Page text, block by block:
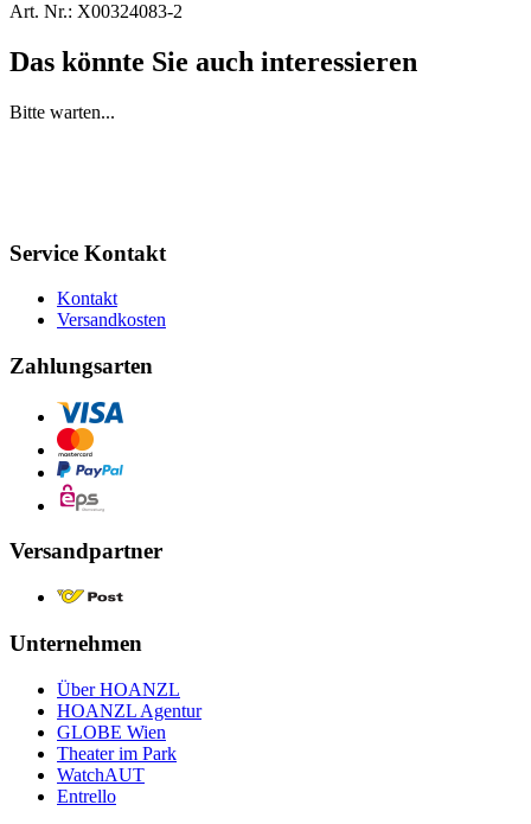
Art. Nr.: X00324083-2
Das könnte Sie auch interessieren
Bitte warten...
Service Kontakt
Kontakt
Versandkosten
Zahlungsarten
Versandpartner
Unternehmen
Über HOANZL
HOANZL Agentur
GLOBE Wien
Theater im Park
WatchAUT
Entrello